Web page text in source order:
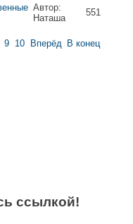
Автор:
Наташа
551
9 10 Вперёд В конец
ссылкой!